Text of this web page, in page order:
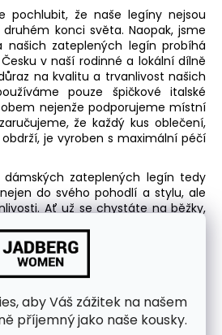
aby Váš zážitek na našem
příjemný jako naše kousky.
pochlubit, že naše legíny nejsou
konci světa. Naopak, jsme
zateplených legín probíhá
v naší rodinné a lokální dílně
na kvalitu a trvanlivost našich
pouze špičkové italské
nejenže podporujeme místní
že každý kus oblečení,
je vyroben s maximální péčí
dámských zateplených legín tedy
do svého pohodlí a stylu, ale
Ať už se chystáte na běžky,
jsou tou správnou volbou pro vás.
ounikátní termotrika
do setu s legínami.